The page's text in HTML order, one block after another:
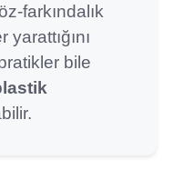
farkındalık
bile